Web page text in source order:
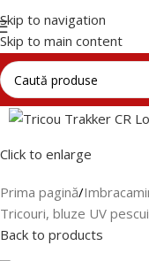
Skip to navigation
Skip to main content
Click to enlarge
Prima pagină
Tricouri, bluze UV
Back to products